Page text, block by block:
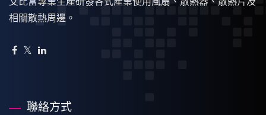
相關散熱周邊。
聯絡方式